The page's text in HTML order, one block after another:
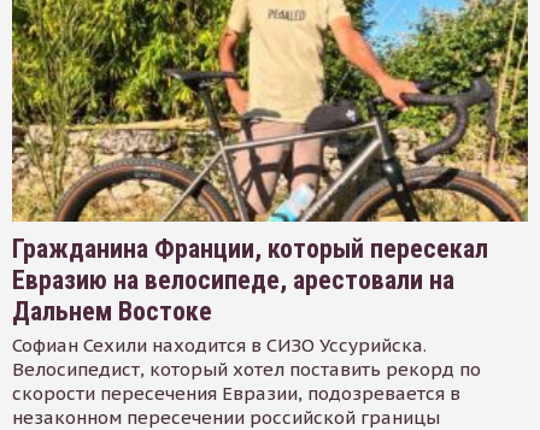
Гражданина Франции, который пересекал
Евразию на велосипеде, арестовали на
Дальнем Востоке
Софиан Сехили находится в СИЗО Уссурийска.
Велосипедист, который хотел поставить рекорд по
скорости пересечения Евразии, подозревается в
незаконном пересечении российской границы